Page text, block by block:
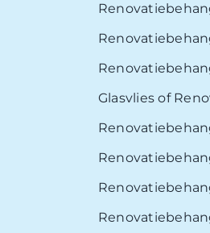
Glasvlies of